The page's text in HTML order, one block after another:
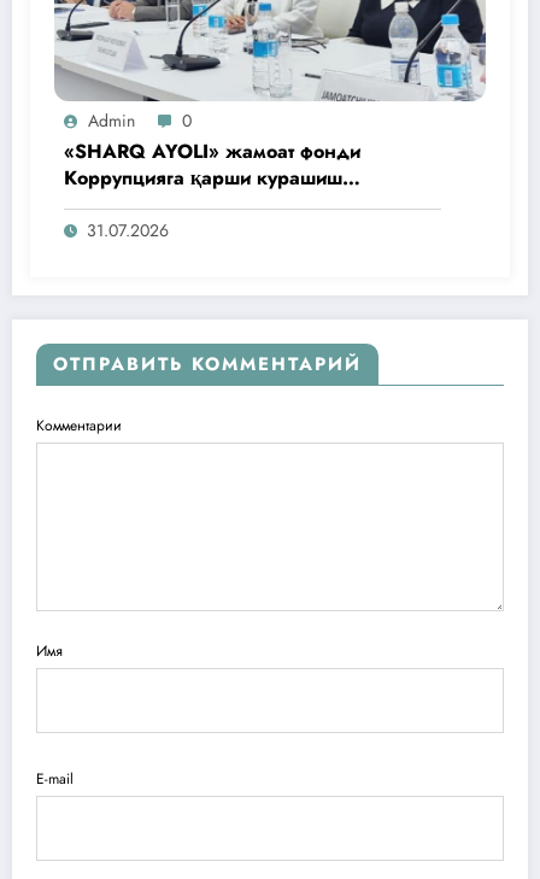
Admin 0
«SHARQ AYOLI» жамоат фонди
Коррупцияга қарши курашиш
агентлигидаги жамоат эшитувида
ташаббусларини тақдим этди
31.07.2026
ОТПРАВИТЬ КОММЕНТАРИЙ
Комментарии
Имя
E-mail